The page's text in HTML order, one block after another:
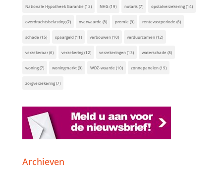
Nationale Hypotheek Garantie (13) NHG(19) notaris(7) opstalverzekering(14)
overdrachtsbelasting(7) overwaarde (8) premie (9) rentevastperiode (6)
schade (15) spaargeld(11) verbouwen(10) verduurzamen(12)
verzekeraar(6) verzekering(12) verzekeringen(13) waterschade (8)
woning(7) woningmarkt(9) WOZ-waarde (10) zonnepanelen(19)
zorgverzekering(7)
Archieven